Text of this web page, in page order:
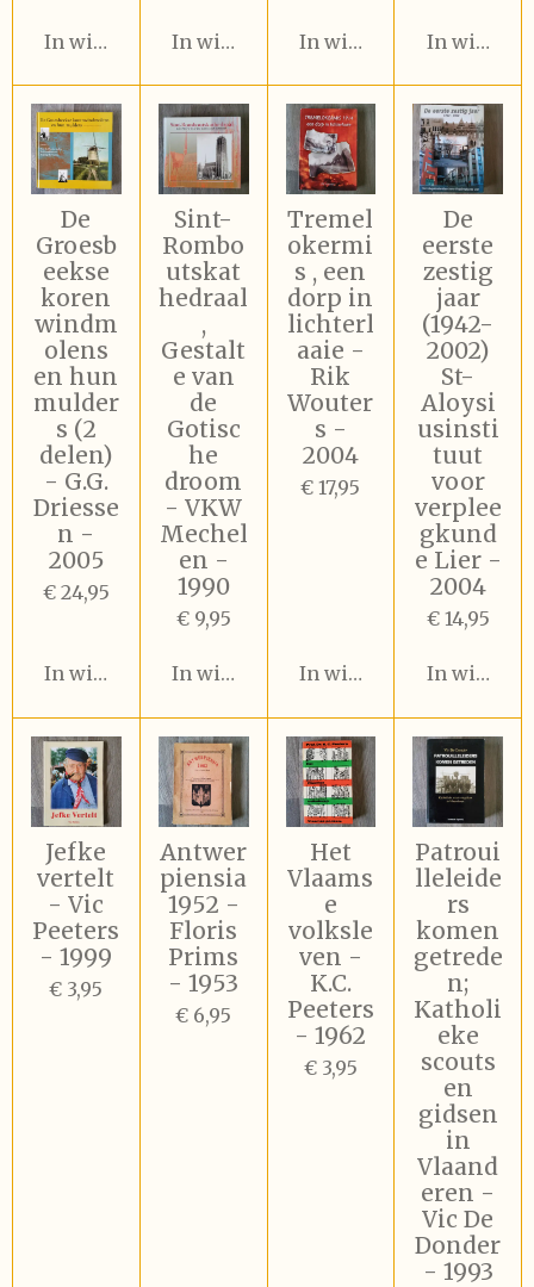
In winkelwagenIn winkelwagenIn winkelwagen
In
De
Groesb
eekse
koren
windm
olens
en hun
mulder
s (2
delen)
- G.G.
Driesse
n -
2005
€ 24,95
In winkelwagen
Sint-
Rombo
utskat
hedraal
,
Gestalt
e van
de
Gotisc
he
droom
- VKW
Mechel
en -
1990
€ 9,95
In winkelwagen
Tremel
okermi
s , een
dorp in
lichterl
aaie -
Rik
Wouter
s -
2004
€ 17,95
In winkelwagen
De
eerste
zestig
jaar
(1942-
2002)
St-
Aloysi
usinsti
tuut
voor
verplee
gkund
e Lier -
2004
€ 14,95
In
Jefke
vertelt
- Vic
Peeters
- 1999
€ 3,95
Antwer
piensia
1952 -
Floris
Prims
- 1953
€ 6,95
Het
Vlaams
e
volksle
ven -
K.C.
Peeters
- 1962
€ 3,95
Patroui
lleleide
rs
komen
getrede
n;
Katholi
eke
scouts
en
gidsen
in
Vlaand
eren -
Vic De
Donder
- 1993